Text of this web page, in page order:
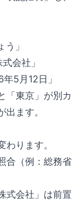
」
会社」
5月12日」
「東京」が別カ
ます。
ります。
合（例：総務省
式会社」は前置